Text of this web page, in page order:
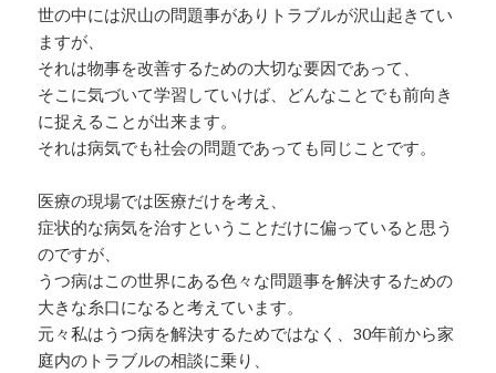
世の中には沢山の問題事がありトラブルが沢山起きてい
ますが、
それは物事を改善するための大切な要因であって、
そこに気づいて学習していけば、どんなことでも前向き
に捉えることが出来ます。
それは病気でも社会の問題であっても同じことです。
医療の現場では医療だけを考え、
症状的な病気を治すということだけに偏っていると思う
のですが、
うつ病はこの世界にある色々な問題事を解決するための
大きな糸口になると考えています。
元々私はうつ病を解決するためではなく、30年前から家
庭内のトラブルの相談に乗り、